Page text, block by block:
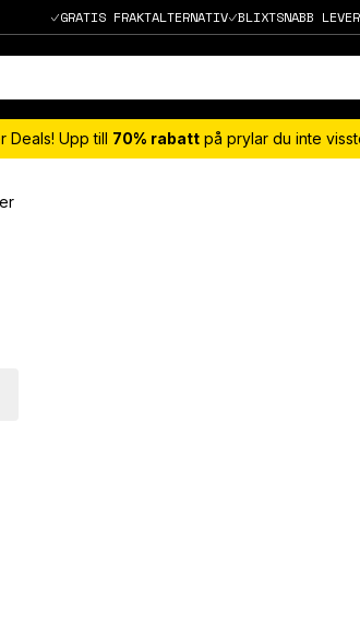
GRATIS FRAKTALTERNATIV BLIXTSNABB
Deals! Upp till 70% rabatt på prylar du inte